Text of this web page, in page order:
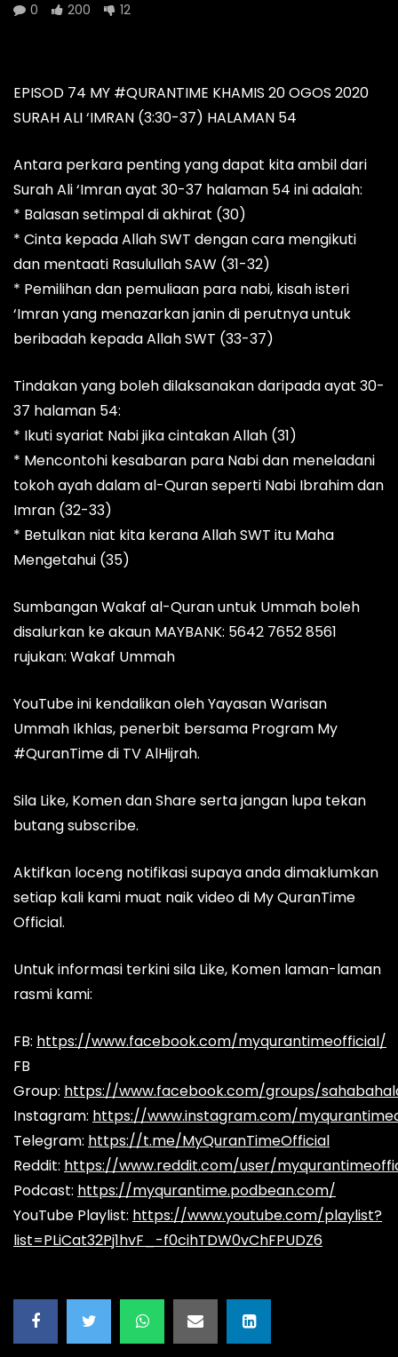
0
200 12
EPISOD 74 MY #QURANTIME KHAMIS 20 OGOS 2020
SURAH ALI ‘IMRAN (3:30-37) HALAMAN 54
Antara perkara penting yang dapat kita ambil dari
Surah Ali ‘Imran ayat 30-37 halaman 54 ini adalah:
* Balasan setimpal di akhirat (30)
* Cinta kepada Allah SWT dengan cara mengikuti
dan mentaati Rasulullah SAW (31-32)
* Pemilihan dan pemuliaan para nabi, kisah isteri
‘Imran yang menazarkan janin di perutnya untuk
beribadah kepada Allah SWT (33-37)
Tindakan yang boleh dilaksanakan daripada ayat 30-
37 halaman 54:
* Ikuti syariat Nabi jika cintakan Allah (31)
* Mencontohi kesabaran para Nabi dan meneladani
tokoh ayah dalam al-Quran seperti Nabi Ibrahim dan
Imran (32-33)
* Betulkan niat kita kerana Allah SWT itu Maha
Mengetahui (35)
Sumbangan Wakaf al-Quran untuk Ummah boleh
disalurkan ke akaun MAYBANK: 5642 7652 8561
rujukan: Wakaf Ummah
YouTube ini kendalikan oleh Yayasan Warisan
Ummah Ikhlas, penerbit bersama Program My
#QuranTime di TV AlHijrah.
Sila Like, Komen dan Share serta jangan lupa tekan
butang subscribe.
Aktifkan loceng notifikasi supaya anda dimaklumkan
setiap kali kami muat naik video di My QuranTime
Official.
Untuk informasi terkini sila Like, Komen laman-laman
rasmi kami:
FB: https://www.facebook.com/myqurantimeofficial/
FB
Group: https://www.facebook.com/groups/
Instagram: https://www.instagram.com/
Telegram: https://t.me/MyQuranTimeOfficial
Reddit: https://www.reddit.com/user/
Podcast: https://myqurantime.podbean.com/
YouTube Playlist: https://www.youtube.com/playlist?
list=PLiCat32Pj1hvF_-f0cihTDW0vChFPUDZ6